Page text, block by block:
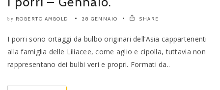
by ROBERTO AMBOLDI 28 GENNAIO SHARE
I porri sono ortaggi da bulbo originari dell’Asia cappartenenti
alla famiglia delle Liliacee, come aglio e cipolla, tuttavia non
rappresentano dei bulbi veri e propri. Formati da..